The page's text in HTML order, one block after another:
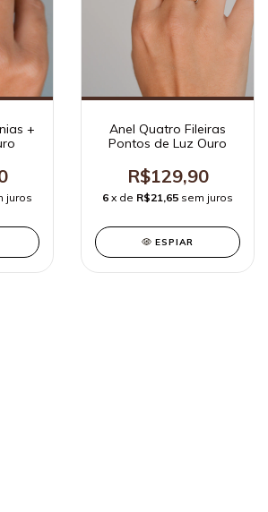
+
juros
Anel Quatro Fileiras
Pontos de Luz Ouro
R$129,90
6 x de R$21,65 sem juros
ESPIAR